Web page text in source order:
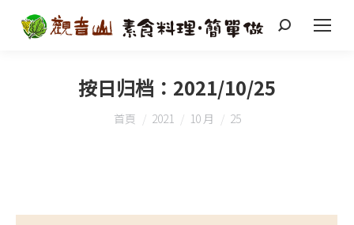
搜
按日归档： 2021/10/25
您在這裡：
首頁 2021 10 月 25